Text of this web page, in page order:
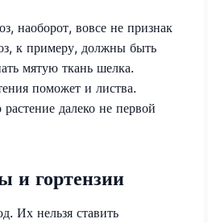
наоборот, вовсе не признак
к примеру, должны быть
мятую ткань шелка.
поможет и листва.
далеко не первой
и гортензии
Их нельзя ставить